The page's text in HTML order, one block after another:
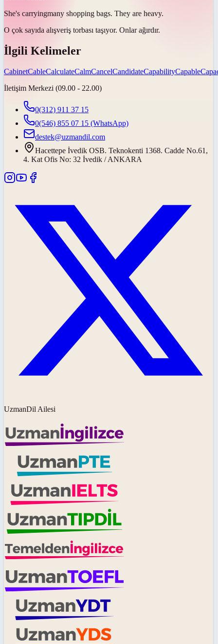
She's carryingmany shopping bags. They are heavy.
O çok sayıda alışveriş torbası taşıyor. Onlar ağırdır.
İlgili Kelimeler
CabinetCableCalculateCalmCancelCandidateCapabilityCapable
İletişim Merkezi (09.00 - 22.00)
0(312) 911 37 15
0(546) 855 07 15 (WhatsApp)
destek@uzmandil.com
Hacettepe İvedik OSB. Teknokenti 1368. Cadde No.61,
4. Kat Ofis No: 32 İvedik / ANKARA
UzmanDil Ailesi